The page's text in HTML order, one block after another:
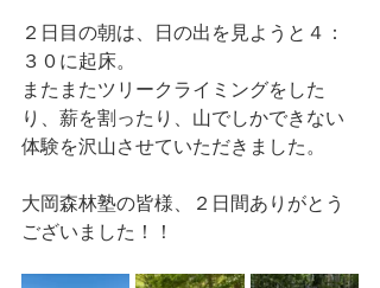
２日目の朝は、日の出を見ようと４：
３０に起床。
またまたツリークライミングをした
り、薪を割ったり、山でしかできない
体験を沢山させていただきました。
大岡森林塾の皆様、２日間ありがとう
ございました！！